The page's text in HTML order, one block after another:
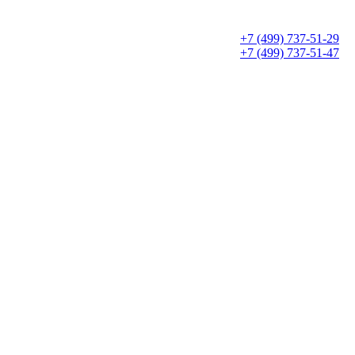
+7 (499) 737-51-29
+7 (499) 737-51-47